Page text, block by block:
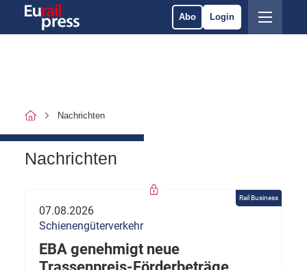
Abo Login
Nachrichten
Nachrichten
Rail Business
07.08.2026
Schienengüterverkehr
EBA genehmigt neue